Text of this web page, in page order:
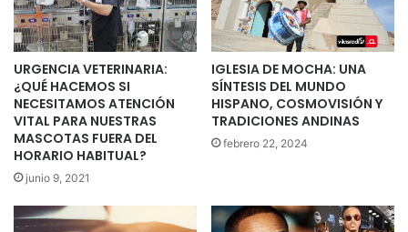
URGENCIA VETERINARIA:
¿QUÉ HACEMOS SI
NECESITAMOS ATENCIÓN
VITAL PARA NUESTRAS
MASCOTAS FUERA DEL
HORARIO HABITUAL?
junio 9, 2021
IGLESIA DE MOCHA: UNA
SÍNTESIS DEL MUNDO
HISPANO, COSMOVISIÓN Y
TRADICIONES ANDINAS
febrero 22, 2024